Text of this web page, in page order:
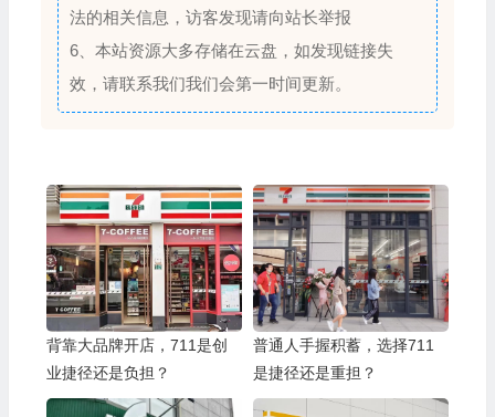
法的相关信息，访客发现请向站长举报
6、本站资源大多存储在云盘，如发现链接失
效，请联系我们我们会第一时间更新。
背靠大品牌开店，711是创
业捷径还是负担？
普通人手握积蓄，选择711
是捷径还是重担？